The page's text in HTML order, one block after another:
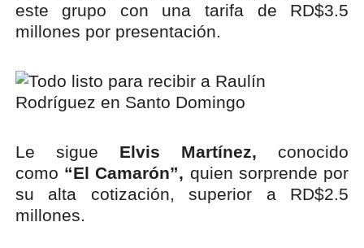
este grupo con una tarifa de RD$3.5
millones por presentación.
Le sigue Elvis Martínez, conocido
como “El Camarón”, quien sorprende por
su alta cotización, superior a RD$2.5
millones.